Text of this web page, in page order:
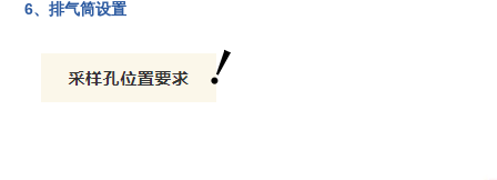
6、排气筒设置